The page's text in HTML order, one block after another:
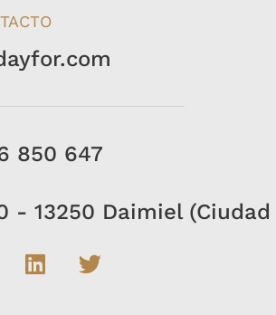
850 647
13250 Daimiel (Ciudad